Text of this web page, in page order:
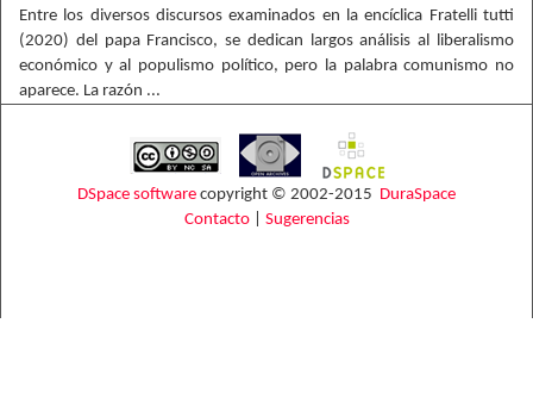
Entre los diversos discursos examinados en la encíclica Fratelli tutti
(2020) del papa Francisco, se dedican largos análisis al liberalismo
económico y al populismo político, pero la palabra comunismo no
aparece. La razón ...
DSpace software copyright © 2002-2015 DuraSpace
Contacto| Sugerencias